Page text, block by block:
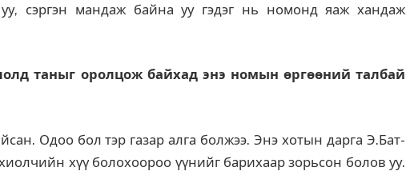
сэргэн мандаж байна уу гэдэг нь номонд яаж хандаж
таныг оролцож байхад энэ номын өргөөний талбай
Одоо бол тэр газар алга болжээ. Энэ хотын дарга Э.Бат-
хүү болохоороо үүнийг барихаар зорьсон болов уу.